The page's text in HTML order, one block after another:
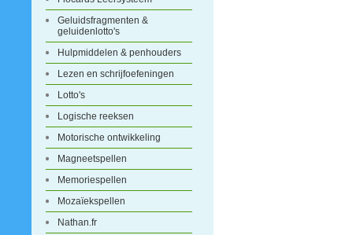
Geluidsfragmenten &
geluidenlotto's
Hulpmiddelen & penhouders
Lezen en schrijfoefeningen
Lotto's
Logische reeksen
Motorische ontwikkeling
Magneetspellen
Memoriespellen
Mozaïekspellen
Nathan.fr